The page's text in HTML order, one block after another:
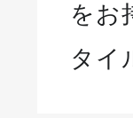
をお
タイ